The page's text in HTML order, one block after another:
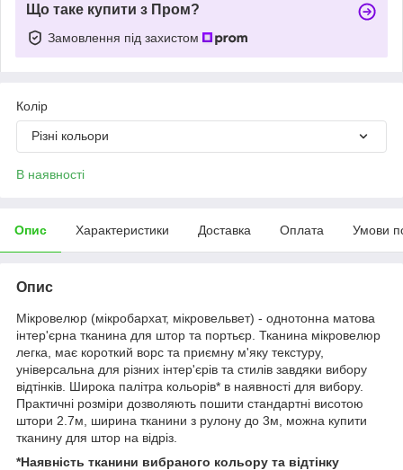
Що таке купити з Пром?
Замовлення під захистом
Колір
Різні кольори
В наявності
Опис Характеристики Доставка Оплата Умови
Опис
Мікровелюр (мікробархат, мікровельвет) - однотонна матова
інтер'єрна тканина для штор та портьєр. Тканина мікровелюр
легка, має короткий ворс та приємну м'яку текстуру,
універсальна для різних інтер'єрів та стилів завдяки вибору
відтінків. Широка палітра кольорів* в наявності для вибору.
Практичні розміри дозволяють пошити стандартні висотою
штори 2.7м, ширина тканини з рулону до 3м, можна купити
тканину для штор на відріз.
*Наявність тканини вибраного кольору та відтінку